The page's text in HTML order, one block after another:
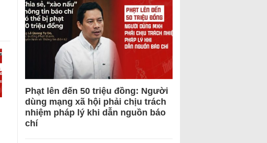
Phạt lên đến 50 triệu đồng: Người
dùng mạng xã hội phải chịu trách
nhiệm pháp lý khi dẫn nguồn báo
chí